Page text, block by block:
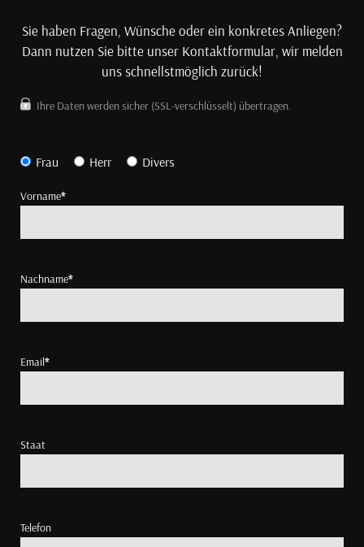
Sie haben Fragen, Wünsche oder ein konkretes Anliegen?
Dann nutzen Sie bitte unser Kontaktformular, wir melden
uns schnellstmöglich zurück!
Ihre Daten werden sicher (SSL-verschlüsselt) übertragen.
Frau Herr Divers
Vorname*
Nachname*
Email*
Staat
Telefon